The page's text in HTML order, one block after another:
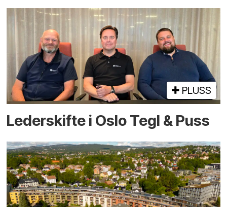
PLUSS
Lederskifte i Oslo Tegl & Puss